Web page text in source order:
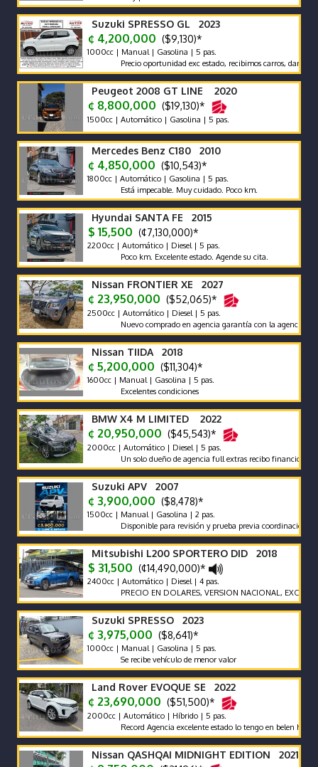
Suzuki SPRESSO GL 2023
¢ 4,200,000 ($9,130)*
1000cc | Manual | Gasolina | 5 pas.
Precio oportunidad exc estado, recibimos carros, damos
Peugeot 2008 GT LINE 2020
¢ 8,800,000 ($19,130)*
1500cc | Automático | Gasolina | 5 pas.
Mercedes Benz C180 2010
¢ 4,850,000 ($10,543)*
1800cc | Automático | Gasolina | 5 pas.
Está impecable. Muy cuidado. Poco km.
Hyundai SANTA FE 2015
$ 15,500 (¢7,130,000)*
2200cc | Automático | Diesel | 5 pas.
Poco km. Excelente estado. Agende su cita.
Nissan FRONTIER XE 2027
¢ 23,950,000 ($52,065)*
2500cc | Automático | Diesel | 5 pas.
Nuevo comprado en agencia garantía con la agencia se recibe
Nissan TIIDA 2018
¢ 5,200,000 ($11,304)*
1600cc | Manual | Gasolina | 5 pas.
Excelentes condiciones
BMW X4 M LIMITED 2022
¢ 20,950,000 ($45,543)*
2000cc | Automático | Diesel | 5 pas.
Un solo dueño de agencia full extras recibo financió
Suzuki APV 2007
¢ 3,900,000 ($8,478)*
1500cc | Manual | Gasolina | 2 pas.
Disponible para revisión y prueba previa coordinación.
Mitsubishi L200 SPORTERO DID 2018
$ 31,500 (¢14,490,000)*
2400cc | Automático | Diesel | 4 pas.
PRECIO EN DOLARES, VERSION NACIONAL, EXCELENTES
Suzuki SPRESSO 2023
¢ 3,975,000 ($8,641)*
1000cc | Manual | Gasolina | 5 pas.
Se recibe vehículo de menor valor
Land Rover EVOQUE SE 2022
¢ 23,690,000 ($51,500)*
2000cc | Automático | Híbrido | 5 pas.
Record Agencia excelente estado lo tengo en belen heredia
Nissan QASHQAI MIDNIGHT EDITION 2021